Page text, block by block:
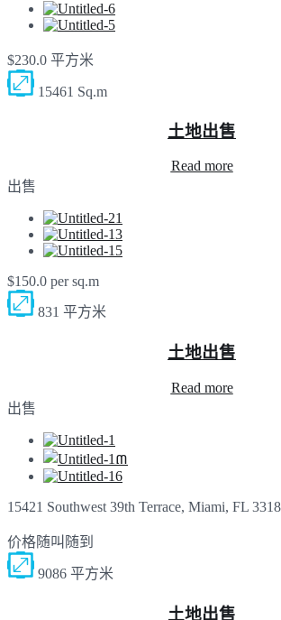
$230.0 平方米
15461 Sq.m
土地出售
Read more
出售
$150.0 per sq.m
831 平方米
土地出售
Read more
出售
15421 Southwest 39th Terrace, Miami, FL
价格随叫随到
9086 平方米
土地出售